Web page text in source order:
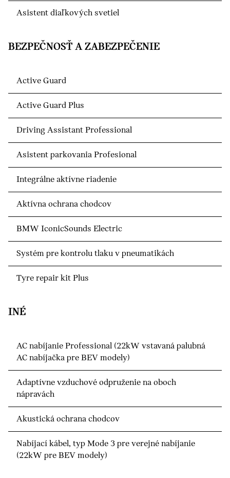
Asistent diaľkových svetiel
BEZPEČNOSŤ A ZABEZPEČENIE
Active Guard
Active Guard Plus
Driving Assistant Professional
Asistent parkovania Profesional
Integrálne aktívne riadenie
Aktívna ochrana chodcov
BMW IconicSounds Electric
Systém pre kontrolu tlaku v pneumatikách
Tyre repair kit Plus
INÉ
AC nabíjanie Professional (22kW vstavaná palubná
AC nabíjačka pre BEV modely)
Adaptívne vzduchové odpruženie na oboch
nápravách
Akustická ochrana chodcov
Nabíjací kábel, typ Mode 3 pre verejné nabíjanie
(22kW pre BEV modely)